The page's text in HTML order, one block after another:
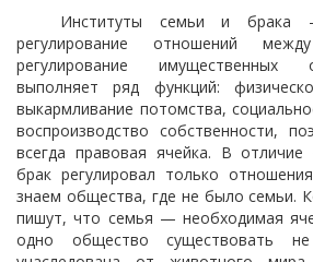
Институты семьи и
регулирование отношений
регулирование имущественных
выполняет ряд функций:
выкармливание потомства,
воспроизводство собственности,
всегда правовая ячейка. В
брак регулировал только
знаем общества, где не было семьи.
пишут, что семья — необходимая
одно общество существовать